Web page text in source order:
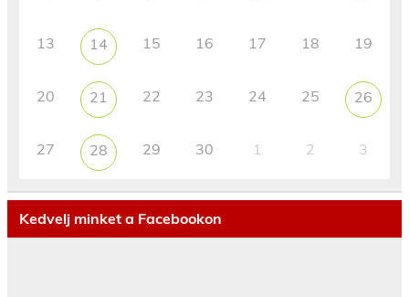
13 14 15 16 17 18 19
20 21 22 23 24 25 26
27 28 29 30 1 2 3
Kedvelj minket a Facebookon